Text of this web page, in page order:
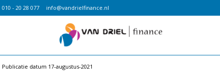
010 - 20 28 077 info@vandrielfinance.nl
Publicatie datum 17-augustus-2021